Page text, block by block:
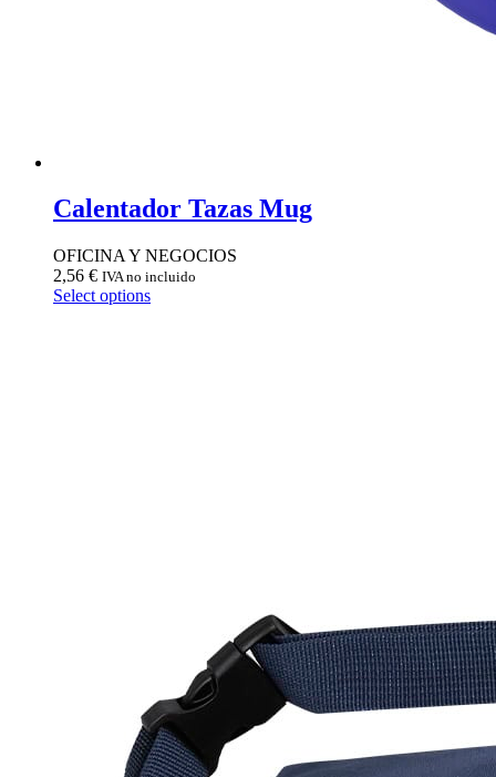
Calentador Tazas Mug
OFICINA Y NEGOCIOS
2,56 € IVA no incluido
Select options